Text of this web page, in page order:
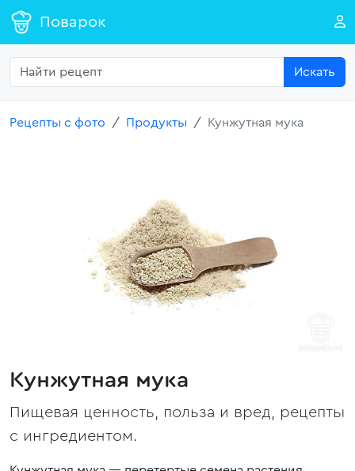
Поварок
Искать
Рецепты с фото Продукты Кунжутная мука
Кунжутная мука
Пищевая ценность, польза и вред, рецепты
с ингредиентом.